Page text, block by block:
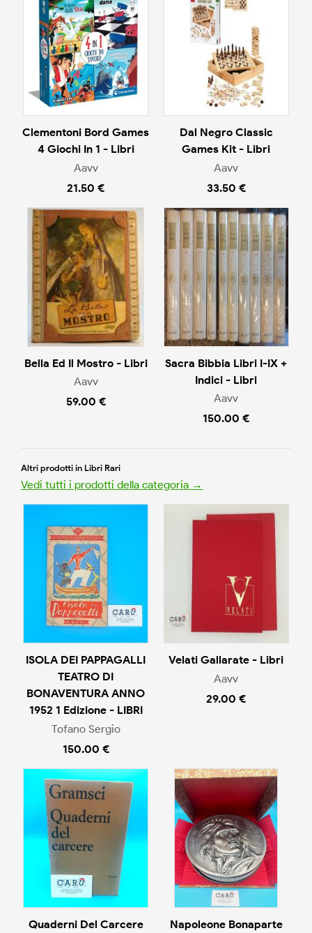
Clementoni Bord Games
4 Giochi In 1 - Libri
Aavv
21.50 €
Dal Negro Classic
Games Kit - Libri
Aavv
33.50 €
Bella Ed Il Mostro - Libri
Aavv
59.00 €
Sacra Bibbia Libri I-IX +
Indici - Libri
Aavv
150.00 €
Altri prodotti in Libri Rari
Vedi tutti i prodotti della categoria →
ISOLA DEI PAPPAGALLI
TEATRO DI
BONAVENTURA ANNO
1952 1 Edizione - LIBRI
Tofano Sergio
150.00 €
Velati Gallarate - Libri
Aavv
29.00 €
Quaderni Del Carcere
Napoleone Bonaparte